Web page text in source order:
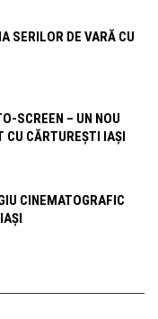
SERILOR DE VARĂ CU
SCREEN – UN NOU
CĂRTUREȘTI IAȘI
CINEMATOGRAFIC